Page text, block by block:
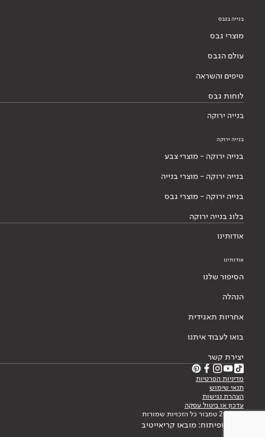
בנייה בגבס
מוצרי גבס
עולם הגבס
טיפים והשראה
לוחות גבס
בנייה ירוקה
בנייה ירוקה
בנייה ירוקה - מוצרי צבע
בנייה ירוקה - מוצרי בנייה
בנייה ירוקה - מוצרי גבס
בלוג בנייה ירוקה
אודותינו
אודותינו
הסיפור שלנו
הנהלה
אחריות תאגידית
בואו לעבוד איתנו
יצירת קשר
מדיניות הפרטיות
תנאי שימוש
הצהרת נגישות
עדכון או ביטול עסקה
© 2026 טמבור כל הזכויות שמורות
עיצוב ופיתוח: מובאו קריאייטיב